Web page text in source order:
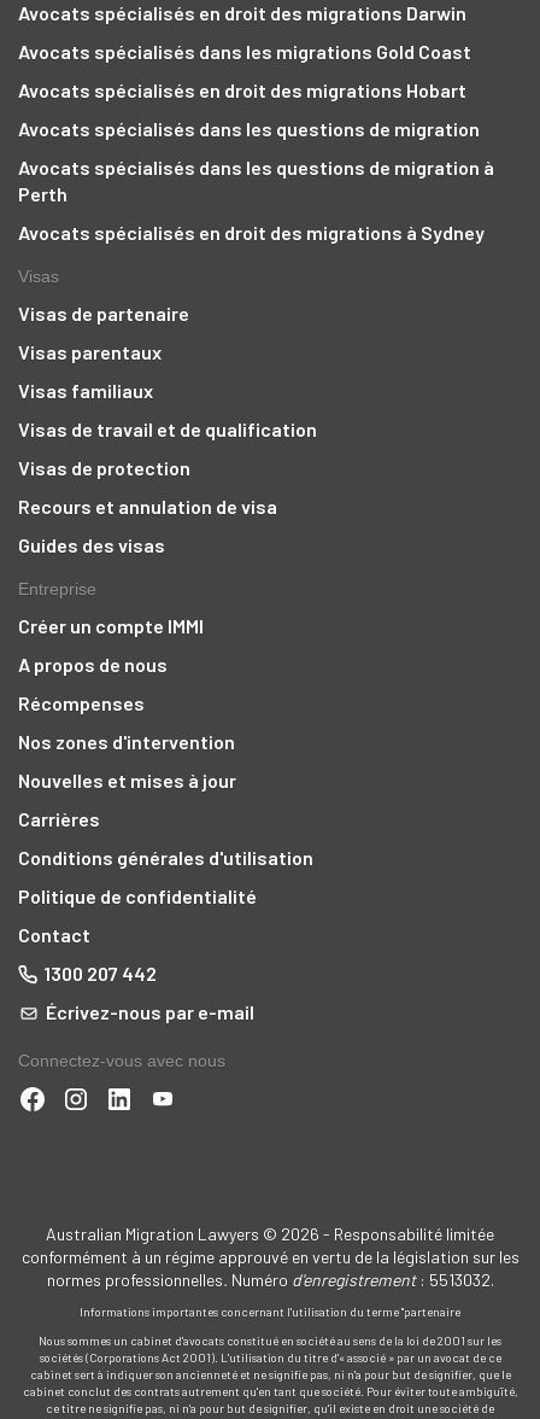
Avocats spécialisés en droit des migrations Darwin
Avocats spécialisés dans les migrations Gold Coast
Avocats spécialisés en droit des migrations Hobart
Avocats spécialisés dans les questions de migration
Avocats spécialisés dans les questions de migration à
Perth
Avocats spécialisés en droit des migrations à Sydney
Visas
Visas de partenaire
Visas parentaux
Visas familiaux
Visas de travail et de qualification
Visas de protection
Recours et annulation de visa
Guides des visas
Entreprise
Créer un compte IMMI
A propos de nous
Récompenses
Nos zones d'intervention
Nouvelles et mises à jour
Carrières
Conditions générales d'utilisation
Politique de confidentialité
Contact
1300 207 442
Écrivez-nous par e-mail
Connectez-vous avec nous
Australian Migration Lawyers © 2026 - Responsabilité limitée
conformément à un régime approuvé en vertu de la législation sur les
normes professionnelles. Numéro d'enregistrement : 5513032.
Informations importantes concernant l'utilisation du terme "partenaire
Nous sommes un cabinet d'avocats constitué en société au sens de la loi de 2001 sur les
sociétés (Corporations Act 2001). L'utilisation du titre d'« associé » par un avocat de ce
cabinet sert à indiquer son ancienneté et ne signifie pas, ni n'a pour but de signifier, que le
cabinet conclut des contrats autrement qu'en tant que société. Pour éviter toute ambiguïté,
ce titre ne signifie pas, ni n'a pour but de signifier, qu'il existe en droit une société de